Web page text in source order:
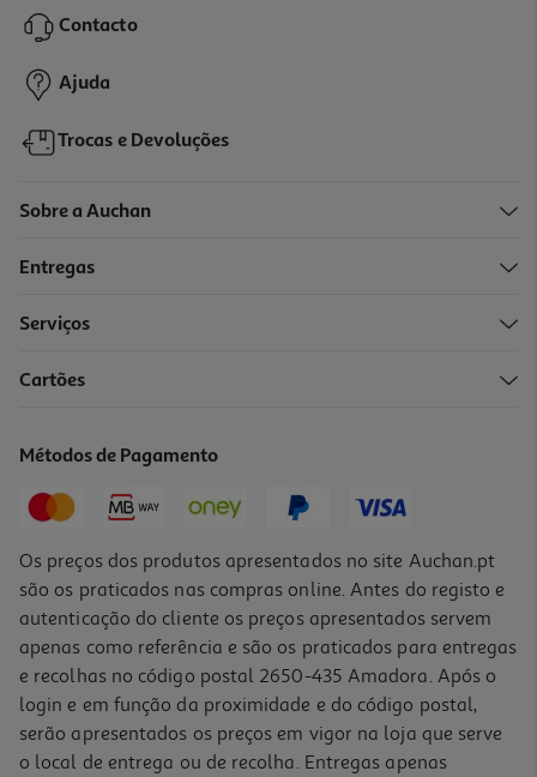
5,00 €
-20%
Contacto
Ajuda
Trocas e Devoluções
Sobre a Auchan
Entregas
Serviços
Cartões
Métodos de Pagamento
Os preços dos produtos apresentados no site Auchan.pt
são os praticados nas compras online. Antes do registo e
autenticação do cliente os preços apresentados servem
apenas como referência e são os praticados para entregas
e recolhas no código postal 2650-435 Amadora. Após o
login e em função da proximidade e do código postal,
serão apresentados os preços em vigor na loja que serve
o local de entrega ou de recolha. Entregas apenas